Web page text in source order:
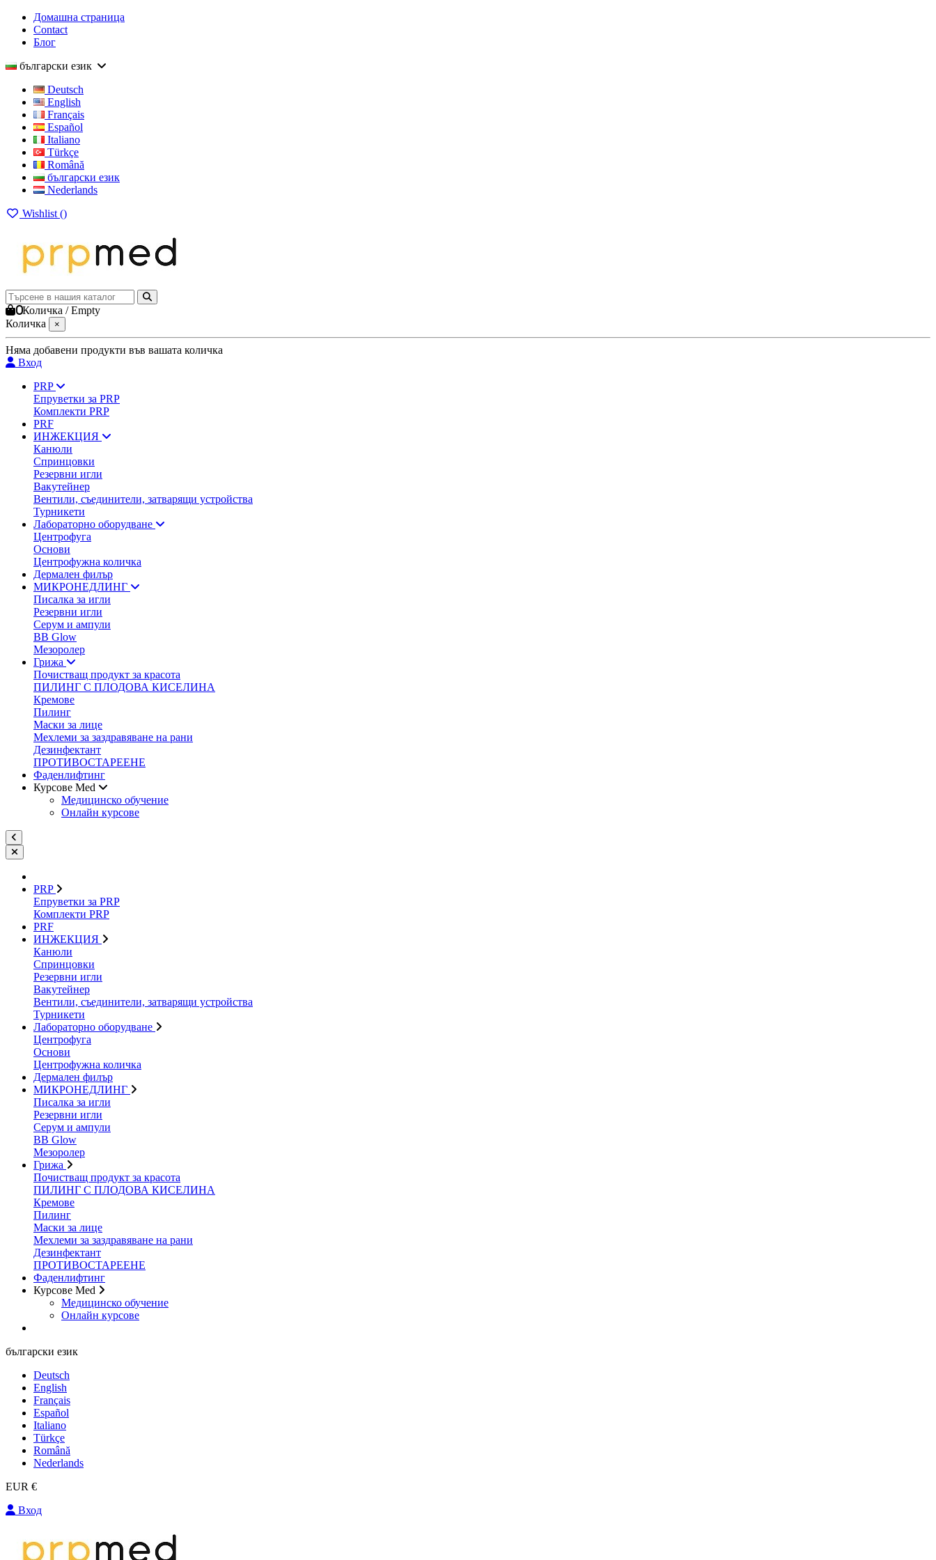
Домашна страница
Contact
Блог
български език
Deutsch
English
Français
Español
Italiano
Türkçe
Română
български език
Nederlands
Wishlist ()
0Количка /Empty
Количка
×
Няма добавени продукти във вашата количка
Вход
PRP
Епруветки за PRP
Комплекти PRP
PRF
ИНЖЕКЦИЯ
Канюли
Спринцовки
Резервни игли
Вакутейнер
Вентили, съединители, затварящи устройства
Турникети
Лабораторно оборудване
Центрофуга
Основи
Центрофужна количка
Дермален филър
МИКРОНЕДЛИНГ
Писалка за игли
Резервни игли
Серум и ампули
BB Glow
Мезоролер
Грижа
Почистващ продукт за красота
ПИЛИНГ С ПЛОДОВА КИСЕЛИНА
Кремове
Пилинг
Маски за лице
Мехлеми за заздравяване на рани
Дезинфектант
ПРОТИВОСТАРЕЕНЕ
Фаденлифтинг
Курсове Med
Медицинско обучение
Онлайн курсове
PRP
Епруветки за PRP
Комплекти PRP
PRF
ИНЖЕКЦИЯ
Канюли
Спринцовки
Резервни игли
Вакутейнер
Вентили, съединители, затварящи устройства
Турникети
Лабораторно оборудване
Центрофуга
Основи
Центрофужна количка
Дермален филър
МИКРОНЕДЛИНГ
Писалка за игли
Резервни игли
Серум и ампули
BB Glow
Мезоролер
Грижа
Почистващ продукт за красота
ПИЛИНГ С ПЛОДОВА КИСЕЛИНА
Кремове
Пилинг
Маски за лице
Мехлеми за заздравяване на рани
Дезинфектант
ПРОТИВОСТАРЕЕНЕ
Фаденлифтинг
Курсове Med
Медицинско обучение
Онлайн курсове
български език
Deutsch
English
Français
Español
Italiano
Türkçe
Română
Nederlands
EUR €
Вход